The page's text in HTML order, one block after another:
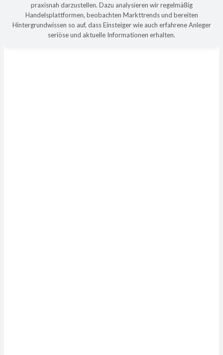
praxisnah darzustellen. Dazu analysieren wir regelmäßig
Handelsplattformen, beobachten Markttrends und bereiten
Hintergrundwissen so auf, dass Einsteiger wie auch erfahrene Anleger
seriöse und aktuelle Informationen erhalten.